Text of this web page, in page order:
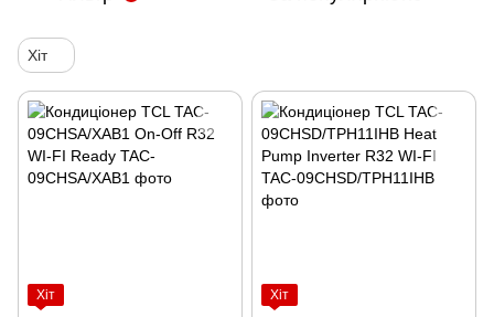
Хіт
Хіт Хіт